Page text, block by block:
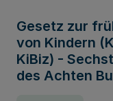
Gesetz zur
von Kindern
KiBiz) -
des Achten